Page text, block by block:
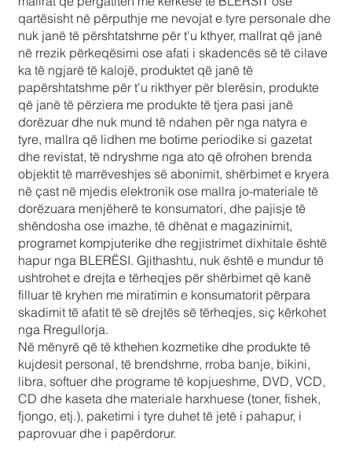
qartësisht në përputhje me nevojat e tyre personale dhe
nuk janë të përshtatshme për t'u kthyer, mallrat që janë
në rrezik përkeqësimi ose afati i skadencës së të cilave
ka të ngjarë të kalojë, produktet që janë të
papërshtatshme për t'u rikthyer për blerësin, produkte
që janë të përziera me produkte të tjera pasi janë
dorëzuar dhe nuk mund të ndahen për nga natyra e
tyre, mallra që lidhen me botime periodike si gazetat
dhe revistat, të ndryshme nga ato që ofrohen brenda
objektit të marrëveshjes së abonimit, shërbimet e kryera
në çast në mjedis elektronik ose mallra jo-materiale të
dorëzuara menjëherë te konsumatori, dhe pajisje të
shëndosha ose imazhe, të dhënat e magazinimit,
programet kompjuterike dhe regjistrimet dixhitale është
hapur nga BLERËSI. Gjithashtu, nuk është e mundur të
ushtrohet e drejta e tërheqjes për shërbimet që kanë
filluar të kryhen me miratimin e konsumatorit përpara
skadimit të afatit të së drejtës së tërheqjes, siç kërkohet
nga Rregullorja.
Në mënyrë që të kthehen kozmetike dhe produkte të
kujdesit personal, të brendshme, rroba banje, bikini,
libra, softuer dhe programe të kopjueshme, DVD, VCD,
CD dhe kaseta dhe materiale harxhuese (toner, fishek,
fjongo, etj.), paketimi i tyre duhet të jetë i pahapur, i
paprovuar dhe i papërdorur.